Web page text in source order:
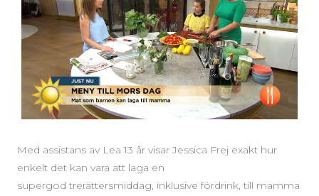
Med assistans av Lea 13 år visar Jessica Frej exakt hur
enkelt det kan vara att laga en
supergod trerättersmiddag, inklusive fördrink, till mamma